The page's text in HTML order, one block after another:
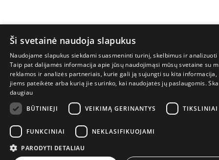
Ši svetainė naudoja slapukus
Naudojame slapukus siekdami suasmeninti turinį, skelbimus ir
Taip pat dalijamės informacija apie jūsų naudojimąsi mūsų svetaine su
reklamos ir analizės partneriais, kurie gali ją sujungti su kita informacija,
jiems pateikėte arba kurią jie surinko, kai naudojatės jų paslaugomis.
daugiau
BŪTINIEJI
VEIKIMĄ GERINANTYS TIKSLINIAI
FUNKCINIAI NEKLASIFIKUOJAMI
PARODYTI DETALIAU